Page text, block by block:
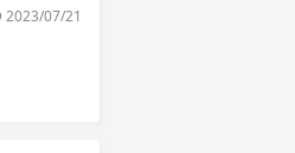
2023/07/21